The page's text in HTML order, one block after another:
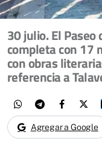
30 julio. El Paseo
completa con 17
con obras
referencia a
Agregar a Google